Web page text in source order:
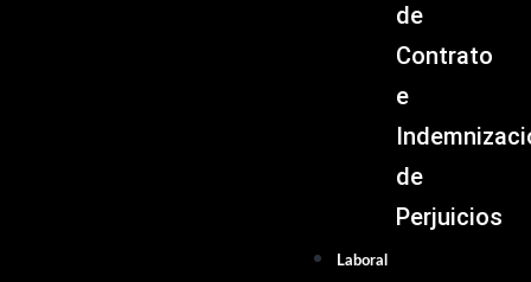
de
Contrato
e
de
Perjuicios
Laboral